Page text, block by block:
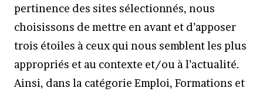
pertinence des sites sélectionnés, nous
choisissons de mettre en avant et d’apposer
trois étoiles à ceux qui nous semblent les plus
appropriés et au contexte et/ou à l’actualité.
Ainsi, dans la catégorie Emploi, Formations et